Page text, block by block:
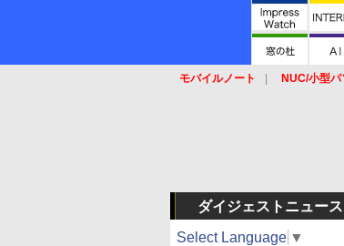
モバイルノート NUC/小型
ダイジェストニュース
Select Language ▼